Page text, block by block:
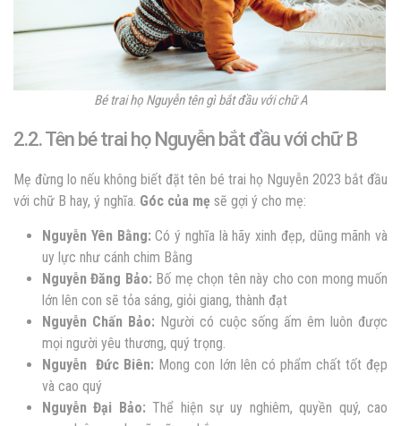
Bé trai họ Nguyễn tên gì bắt đầu với chữ A
2.2. Tên bé trai họ Nguyễn bắt đầu với chữ B
Mẹ đừng lo nếu không biết đặt tên bé trai họ Nguyễn 2023 bắt đầu
với chữ B hay, ý nghĩa. Góc của mẹ sẽ gợi ý cho mẹ:
Nguyễn Yên Bằng:Có ý nghĩa là hãy xinh đẹp, dũng mãnh và
uy lực như cánh chim Bằng
Nguyễn Đăng Bảo: Bố mẹ chọn tên này cho con mong muốn
lớn lên con sẽ tỏa sáng, giỏi giang, thành đạt
Nguyễn Chấn Bảo: Người có cuộc sống ấm êm luôn được
mọi người yêu thương, quý trọng.
Nguyễn Đức Biên: Mong con lớn lên có phẩm chất tốt đẹp
và cao quý
Nguyễn Đại Bảo: Thể hiện sự uy nghiêm, quyền quý, cao